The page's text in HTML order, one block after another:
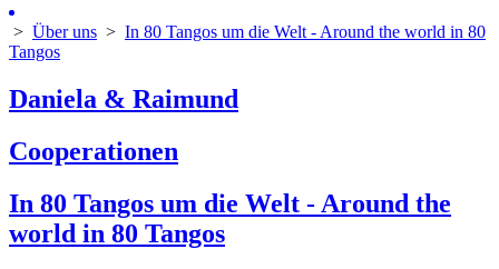
> Über uns > In 80 Tangos um die Welt - Around the world in 80
Tangos
Daniela & Raimund
Cooperationen
In 80 Tangos um die Welt - Around the
world in 80 Tangos